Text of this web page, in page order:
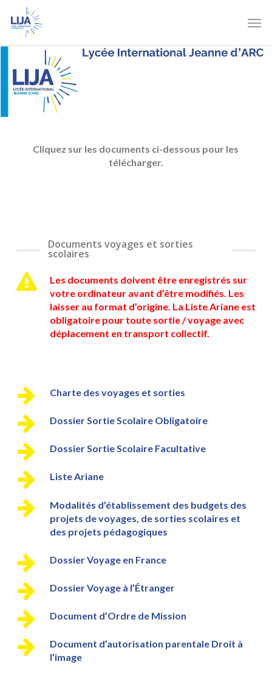
main
content
Cliquez sur les documents ci-dessous pour les
télécharger.
Documents voyages et sorties
scolaires
Les documents doivent être enregistrés sur
votre ordinateur avant d’être modifiés. Les
laisser au format d’origine. La Liste Ariane est
obligatoire pour toute sortie / voyage avec
déplacement en transport collectif.
Charte des voyages et sorties
Dossier Sortie Scolaire Obligatoire
Dossier Sortie Scolaire Facultative
Liste Ariane
Modalités d’établissement des budgets des
projets de voyages, de sorties scolaires et
des projets pédagogiques
Dossier Voyage en France
Dossier Voyage à l’Étranger
Document d’Ordre de Mission
Document d’autorisation parentale Droit à
l’image